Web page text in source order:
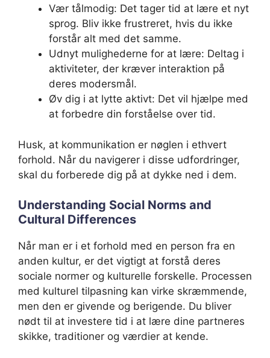
Vær tålmodig: Det tager tid at lære et nyt
sprog. Bliv ikke frustreret, hvis du ikke
forstår alt med det samme.
Udnyt mulighederne for at lære: Deltag i
aktiviteter, der kræver interaktion på
deres modersmål.
Øv dig i at lytte aktivt: Det vil hjælpe med
at forbedre din forståelse over tid.
Husk, at kommunikation er nøglen i ethvert
forhold. Når du navigerer i disse udfordringer,
skal du forberede dig på at dykke ned i dem.
Understanding Social Norms and
Cultural Differences
Når man er i et forhold med en person fra en
anden kultur, er det vigtigt at forstå deres
sociale normer og kulturelle forskelle. Processen
med kulturel tilpasning kan virke skræmmende,
men den er givende og berigende. Du bliver
nødt til at investere tid i at lære dine partneres
skikke, traditioner og værdier at kende.